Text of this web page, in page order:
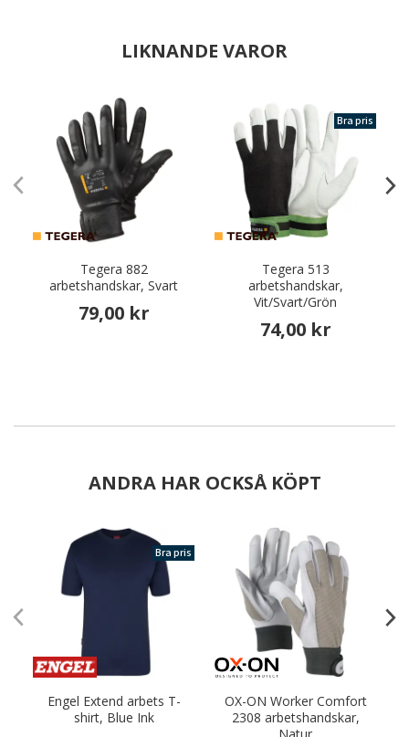
LIKNANDE VAROR
Tegera 882
arbetshandskar, Svart
79,00 kr
Bra pris
Tegera 513
arbetshandskar,
Vit/Svart/Grön
74,00 kr
ANDRA HAR OCKSÅ KÖPT
Bra pris
Engel Extend arbets T-
shirt, Blue Ink
OX-ON Worker Comfort
2308 arbetshandskar,